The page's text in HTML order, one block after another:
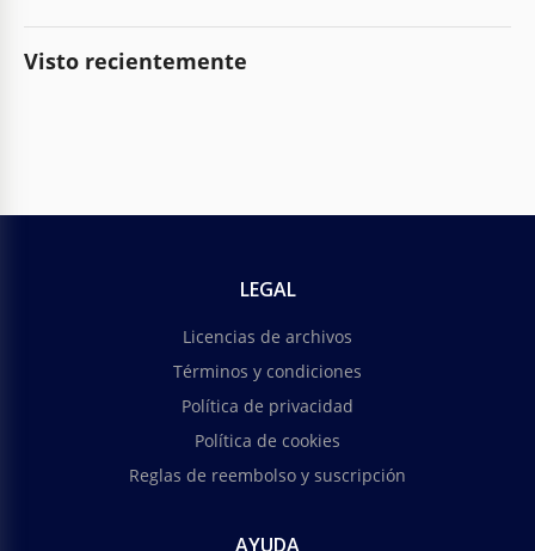
Visto recientemente
LEGAL
Licencias de archivos
Términos y condiciones
Política de privacidad
Política de cookies
Reglas de reembolso y suscripción
AYUDA